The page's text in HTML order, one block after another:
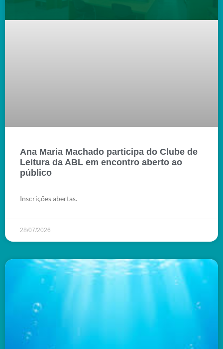
Ana Maria Machado participa do Clube de
Leitura da ABL em encontro aberto ao
público
Inscrições abertas.
28/07/2026